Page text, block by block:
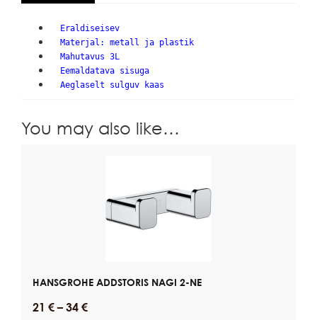
Eraldiseisev
Materjal: metall ja plastik
Mahutavus 3L
Eemaldatava sisuga
Aeglaselt sulguv kaas
You may also like…
HANSGROHE ADDSTORIS NAGI 2-NE
21 € – 34 €